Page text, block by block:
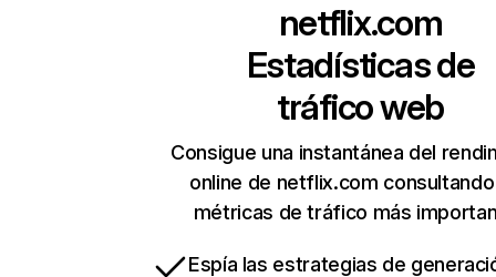
netflix.com
Estadísticas de
tráfico web
Consigue una instantánea del
online de netflix.com
métricas de tráfico más
Espía las estrategias de